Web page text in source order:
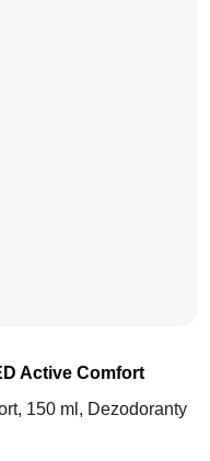
Active Comfort
150 ml, Dezodoranty